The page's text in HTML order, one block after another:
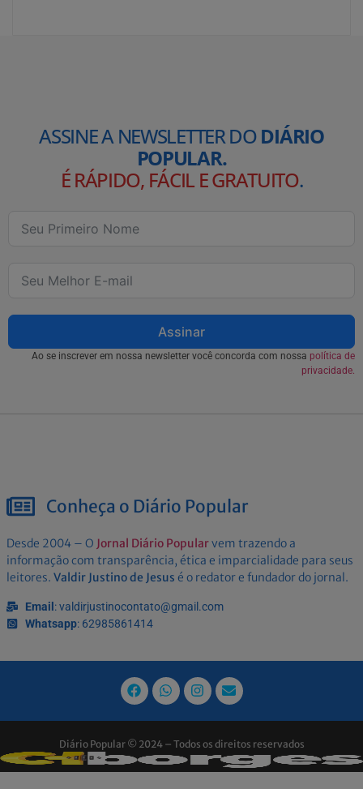
ASSINE A NEWSLETTER DODIÁRIO
POPULAR.
É RÁPIDO, FÁCIL E GRATUITO.
Assinar
Ao se inscrever em nossa newsletter você concorda com nossa política de
privacidade.
Conheça o Diário Popular
Desde 2004 – O Jornal Diário Popularvem trazendo a
informação com transparência, ética e imparcialidade para seus
leitores. Valdir Justino de Jesus é o redator e fundador do jornal.
Email : valdirjustinocontato@gmail.com
Whatsapp: 62985861414
Diário Popular © 2024 – Todos os direitos reservados